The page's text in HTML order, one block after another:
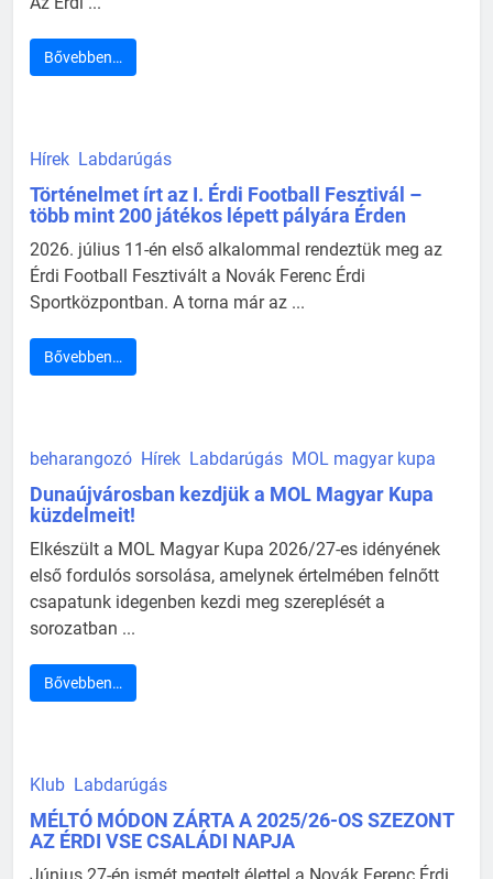
Bővebben…
Hírek Labdarúgás
Történelmet írt az I. Érdi Football Fesztivál –
több mint 200 játékos lépett pályára Érden
2026. július 11-én első alkalommal rendeztük meg az
Érdi Football Fesztivált a Novák Ferenc Érdi
Sportközpontban. A torna már az ...
Bővebben…
beharangozó Hírek Labdarúgás MOL magyar kupa
Dunaújvárosban kezdjük a MOL Magyar Kupa
küzdelmeit!
Elkészült a MOL Magyar Kupa 2026/27-es idényének
első fordulós sorsolása, amelynek értelmében felnőtt
csapatunk idegenben kezdi meg szereplését a
sorozatban ...
Bővebben…
Klub Labdarúgás
MÉLTÓ MÓDON ZÁRTA A 2025/26-OS SZEZONT
AZ ÉRDI VSE CSALÁDI NAPJA
Június 27-én ismét megtelt élettel a Novák Ferenc Érdi